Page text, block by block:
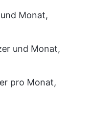
Monat,
und Monat,
pro Monat,